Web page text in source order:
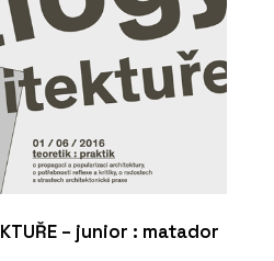
– junior : matador